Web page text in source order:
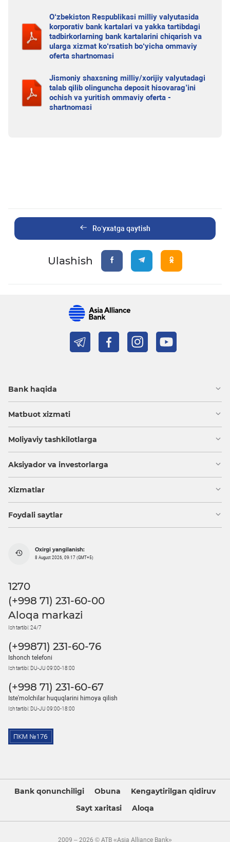
O‘zbekiston Respublikasi milliy valyutasida
korporativ bank kartalari va yakka tartibdagi
tadbirkorlarning bank kartalarini chiqarish va
ularga xizmat ko‘rsatish bo‘yicha ommaviy
oferta shartnomasi
Jismoniy shaxsning milliy/xorijiy valyutadagi
talab qilib olinguncha deposit hisovarag’ini
ochish va yuritish ommaviy oferta -
shartnomasi
Ro’yxatga qaytish
Ulashish
Bank haqida
Matbuot xizmati
Moliyaviy tashkilotlarga
Aksiyador va investorlarga
Xizmatlar
Foydali saytlar
Oxirgi yangilanish:
8 August 2026, 09:17 (GMT+5)
1270
(+998 71) 231-60-00
Aloqa markazi
Ish tartibi: 24/7
(+99871) 231-60-76
Ishonch telefoni
Ish tartibi: DU-JU 09:00-18:00
(+998 71) 231-60-67
Iste'molchilar huquqlarini himoya qilish
Ish tartibi: DU-JU 09:00-18:00
Bank qonunchiligi Obuna
Kengaytirilgan qidiruv
Sayt xaritasi
Aloqa
2009 – 2026 © ATB «Asia Alliance Bank»